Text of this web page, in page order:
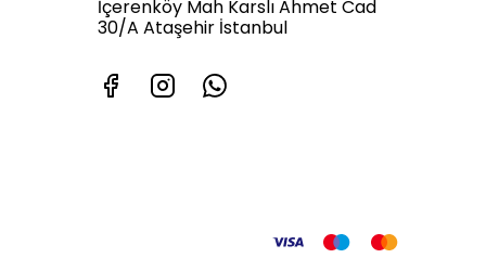
İçerenköy Mah Karslı Ahmet Cad
30/A Ataşehir İstanbul